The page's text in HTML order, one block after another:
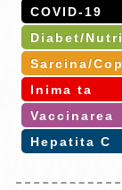
COVID-19
Diabet/
Sarcina/
Inima ta
Vaccinarea
Hepatita C